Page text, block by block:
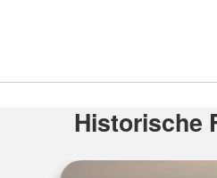
Historische